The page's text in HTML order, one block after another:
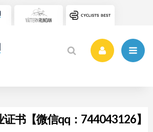
书【微信qq：744043126】